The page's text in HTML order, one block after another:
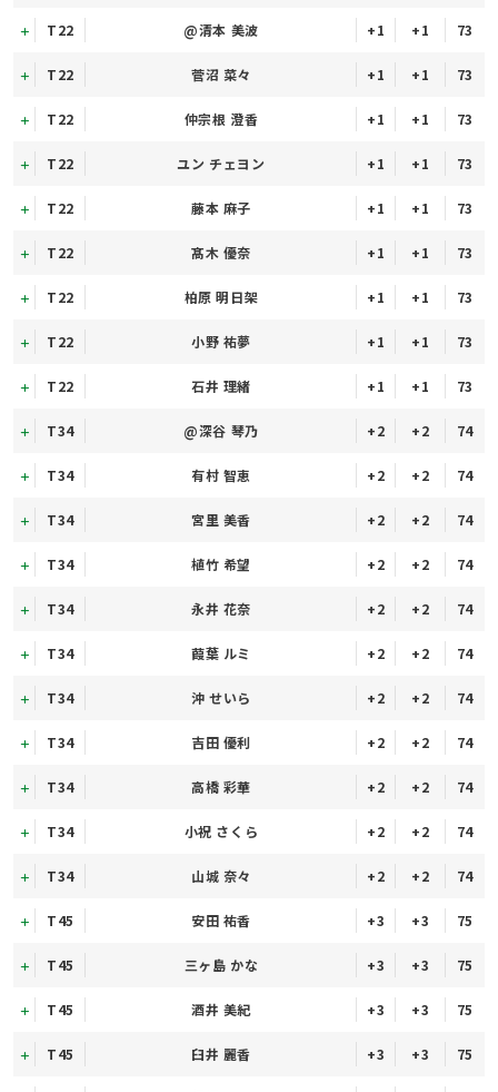
T22 @清本 美波 +1 +1 73
T22 菅沼 菜々 +1 +1 73
T22 仲宗根 澄香 +1 +1 73
T22 ユン チェヨン +1 +1 73
T22 藤本 麻子 +1 +1 73
T22 髙木 優奈 +1 +1 73
T22 柏原 明日架 +1 +1 73
T22 小野 祐夢 +1 +1 73
T22 石井 理緒 +1 +1 73
T34 @深谷 琴乃 +2 +2 74
T34 有村 智恵 +2 +2 74
T34 宮里 美香 +2 +2 74
T34 植竹 希望 +2 +2 74
T34 永井 花奈 +2 +2 74
T34 葭葉 ルミ +2 +2 74
T34 沖 せいら +2 +2 74
T34 吉田 優利 +2 +2 74
T34 高橋 彩華 +2 +2 74
T34 小祝 さくら +2 +2 74
T34 山城 奈々 +2 +2 74
T45 安田 祐香 +3 +3 75
T45 三ヶ島 かな +3 +3 75
T45 酒井 美紀 +3 +3 75
T45 臼井 麗香 +3 +3 75